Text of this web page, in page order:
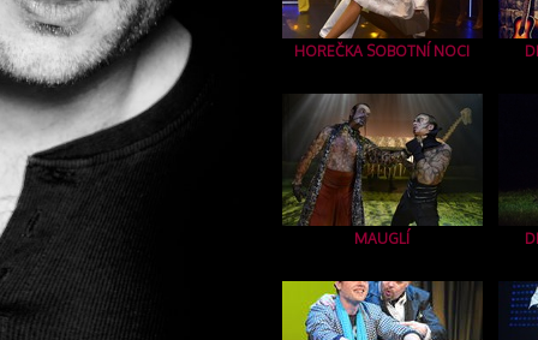
HOREČKA SOBOTNÍ NOCI
MAUGLÍ